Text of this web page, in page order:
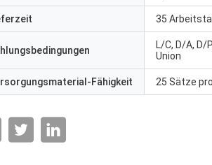
35
L/C, D/A, D/
Union
Fähigkeit 25 Sätze